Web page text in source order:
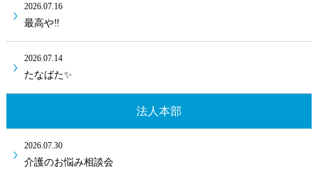
2026.07.16
最高や‼
2026.07.14
たなばた✨
法人本部
2026.07.30
介護のお悩み相談会